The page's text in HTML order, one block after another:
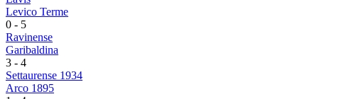
Levico Terme
0 - 5
Ravinense
Garibaldina
3 - 4
Settaurense 1934
Arco 1895